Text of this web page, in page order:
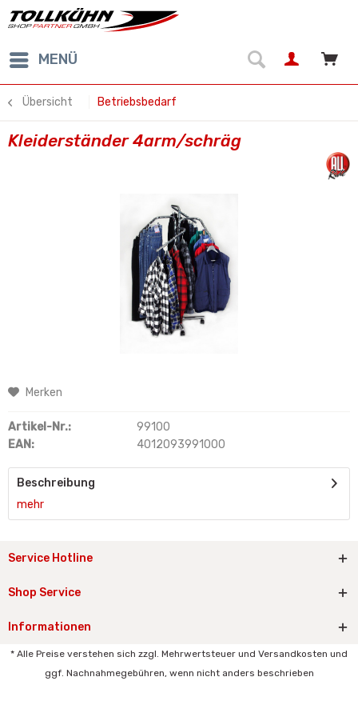
MENÜ
Übersicht Betriebsbedarf
Kleiderständer 4arm/schräg
Merken
Artikel-Nr.:
99100
EAN:
4012093991000
Beschreibung
mehr
Service Hotline
Shop Service
Informationen
* Alle Preise verstehen sich zzgl. Mehrwertsteuer und Versandkosten und
ggf. Nachnahmegebühren, wenn nicht anders beschrieben